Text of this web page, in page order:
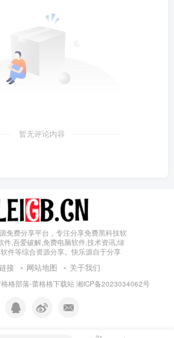
暂无评论内容
免费分享平台，专注分享免费黑科技软
件,吾爱破解,免费电脑软件,技术资讯,绿
件等综合资源分享。快乐源自于分享
接 网站地图 关于我们
格部落-蕾格格下载站 湘ICP备2023034062号